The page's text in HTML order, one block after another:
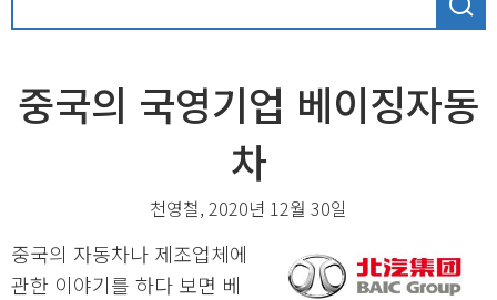
중국의 국영기업 베이징자동
차
천영철, 2020년 12월 30일
중국의 자동차나 제조업체에
관한 이야기를 하다 보면 베